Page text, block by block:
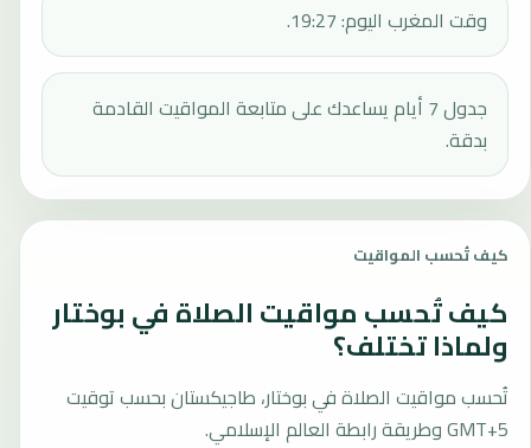
وقت المغرب اليوم: 19:27.
جدول 7 أيام يساعدك على متابعة المواقيت القادمة
بدقة.
كيف تُحسب المواقيت
كيف تُحسب مواقيت الصلاة في بوختار
ولماذا تختلف؟
تُحسب مواقيت الصلاة في بوختار، طاجيكستان بحسب توقيت
GMT+5 وطريقة رابطة العالم الإسلامي.